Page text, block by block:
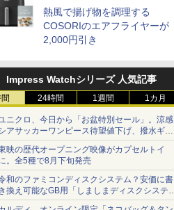
熱風で揚げ物を調理する
COSORIのエアフライヤーが
2,000円引き
Impress Watchシリーズ 人気記事
24時間 1週間 1カ月
ニクロ、今日から「お盆特別セール」。涼感
アサッカーワンピース待望値下げ、撥水ギア
ョーツは1990円に
映の歴代オープニング映像がカプセルトイ
。全5種で8月下旬発売
和のファミコンディスクシステム？安価に書
換え可能なGB用「しましまディスクシステ
」